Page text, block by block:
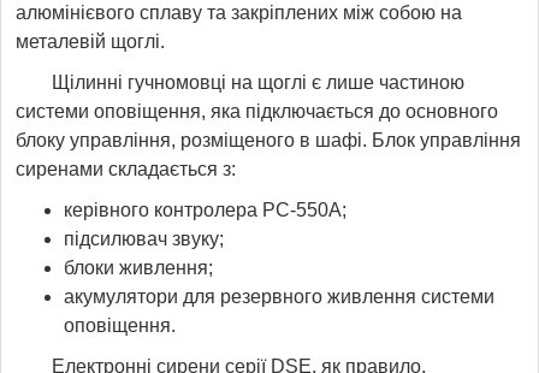
алюмінієвого сплаву та закріплених між собою на
металевій щоглі.
Щілинні гучномовці на щоглі є лише частиною
системи оповіщення, яка підключається до основного
блоку управління, розміщеного в шафі. Блок управління
сиренами складається з:
керівного контролера PC-550A;
підсилювач звуку;
блоки живлення;
акумулятори для резервного живлення системи
оповіщення.
Електронні сирени серії DSE, як правило,